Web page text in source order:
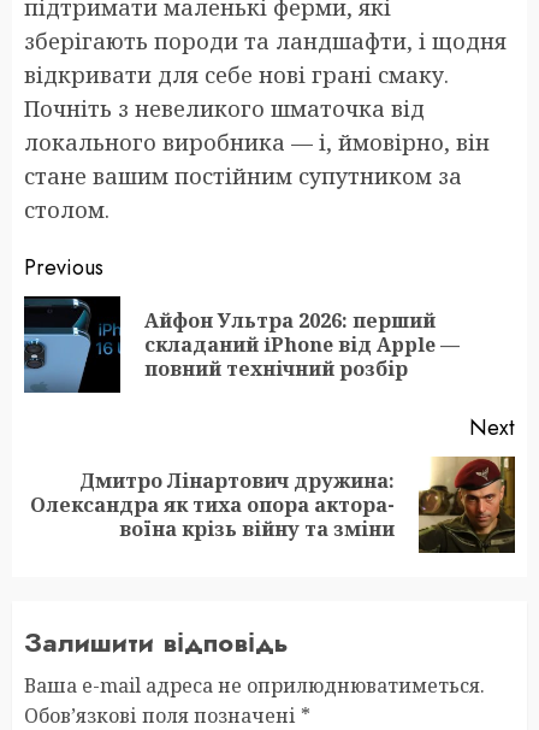
підтримати маленькі ферми, які
зберігають породи та ландшафти, і щодня
відкривати для себе нові грані смаку.
Почніть з невеликого шматочка від
локального виробника — і, ймовірно, він
стане вашим постійним супутником за
столом.
Post
navigation
Previous
Айфон Ультра 2026: перший
складаний iPhone від Apple —
повний технічний розбір
Next
Next
Дмитро Лінартович дружина:
Олександра як тиха опора актора-
воїна крізь війну та зміни
Залишити відповідь
Ваша e-mail адреса не оприлюднюватиметься.
Обов’язкові поля позначені *